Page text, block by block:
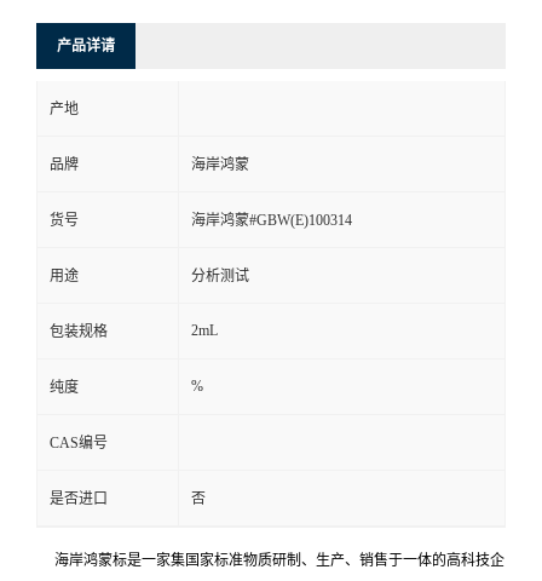
产品详请
产地
品牌 海岸鸿蒙
货号 海岸鸿蒙#GBW(E)100314
用途 分析测试
包装规格 2mL
纯度 %
CAS编号
是否进口 否
海岸鸿蒙标是一家集国家标准物质研制、生产、销售于一体的高科技企